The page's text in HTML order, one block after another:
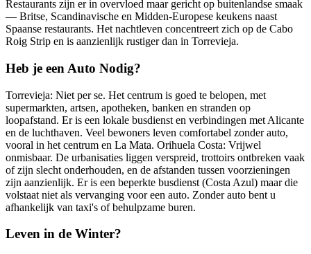
Restaurants zijn er in overvloed maar gericht op buitenlandse smaak
— Britse, Scandinavische en Midden-Europese keukens naast
Spaanse restaurants. Het nachtleven concentreert zich op de Cabo
Roig Strip en is aanzienlijk rustiger dan in Torrevieja.
Heb je een Auto Nodig?
Torrevieja: Niet per se. Het centrum is goed te belopen, met
supermarkten, artsen, apotheken, banken en stranden op
loopafstand. Er is een lokale busdienst en verbindingen met Alicante
en de luchthaven. Veel bewoners leven comfortabel zonder auto,
vooral in het centrum en La Mata. Orihuela Costa: Vrijwel
onmisbaar. De urbanisaties liggen verspreid, trottoirs ontbreken vaak
of zijn slecht onderhouden, en de afstanden tussen voorzieningen
zijn aanzienlijk. Er is een beperkte busdienst (Costa Azul) maar die
volstaat niet als vervanging voor een auto. Zonder auto bent u
afhankelijk van taxi's of behulpzame buren.
Leven in de Winter?